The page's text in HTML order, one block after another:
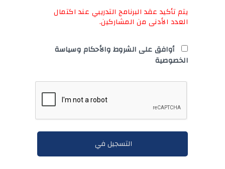
يتم تأكيد عقد البرنامج التدريبي عند اكتمال
العدد الأدنى من المشاركين.
أوافق على الشروط والأحكام وسياسة
الخصوصية